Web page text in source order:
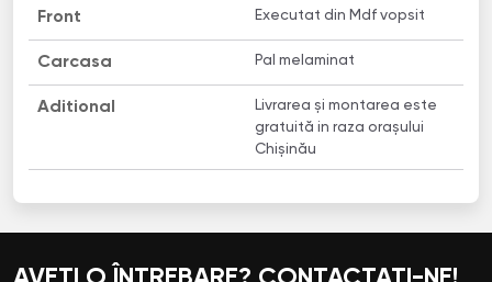
Front Executat din Mdf vopsit
Carcasa Pal melaminat
Aditional
Livrarea și montarea este
gratuită in raza orașului
Chișinău